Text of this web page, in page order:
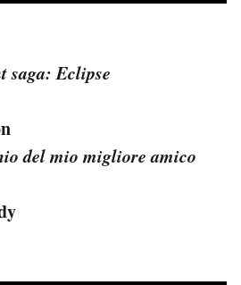
saga: Eclipse
del mio migliore amico